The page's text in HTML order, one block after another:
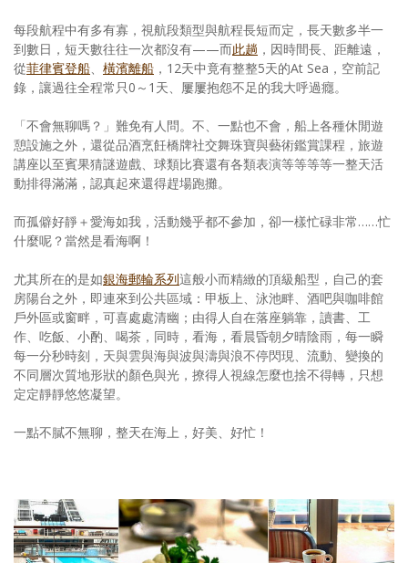
每段航程中有多有寡，視航段類型與航程長短而定，長天數多半一
到數日，短天數往往一次都沒有——而此趟 ，因時間長、距離遠，
從菲律賓登船 橫濱離船 ，12天中竟有整整5天的At Sea，空前記
錄，讓過往全程常只0～1天、屢屢抱怨不足的我大呼過癮。
「不會無聊嗎？」難免有人問。不、一點也不會，船上各種休閒遊
憩設施之外，還從品酒烹飪橋牌社交舞珠寶與藝術鑑賞課程，旅遊
講座以至賓果猜謎遊戲、球類比賽還有各類表演等等等等一整天活
動排得滿滿，認真起來還得趕場跑攤。
而孤僻好靜＋愛海如我，活動幾乎都不參加，卻一樣忙碌非常……忙
什麼呢？當然是看海啊！
尤其所在的是如銀海郵輪系列這般小而精緻的頂級船型，自己的套
房陽台之外，即連來到公共區域：甲板上、泳池畔、酒吧與咖啡館
戶外區或窗畔，可喜處處清幽；由得人自在落座躺靠，讀書、工
作、吃飯、小酌、喝茶，同時，看海，看晨昏朝夕晴陰雨，每一瞬
每一分秒時刻，天與雲與海與波與濤與浪不停閃現、流動、變換的
不同層次質地形狀的顏色與光，撩得人視線怎麼也捨不得轉，只想
定定靜靜悠悠凝望。
一點不膩不無聊，整天在海上，好美、好忙！